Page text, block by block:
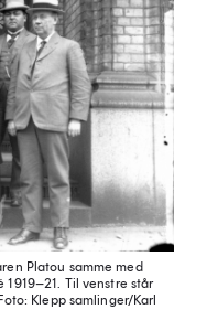
Platou samme med
Til venstre står
Klepp samlinger/Karl